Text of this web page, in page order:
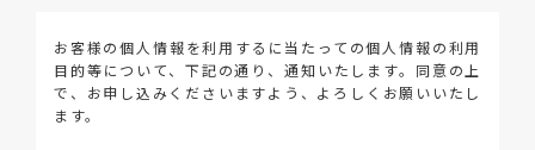
お客様の個人情報を利用するに当たっての個人情報の利用
目的等について、下記の通り、通知いたします。同意の上
で、お申し込みくださいますよう、よろしくお願いいたし
ます。